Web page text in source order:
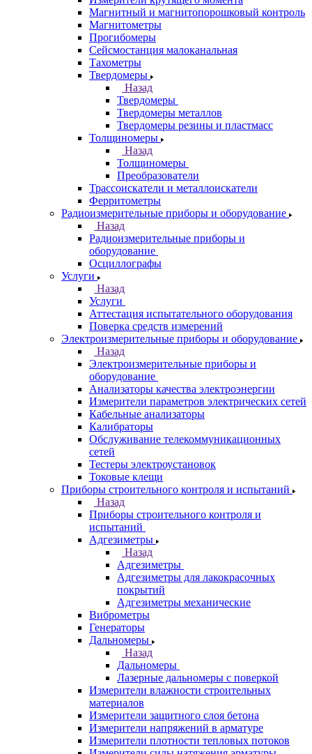
Магнитный и магнитопорошковый контроль
Магнитометры
Прогибомеры
Сейсмостанция малоканальная
Тахометры
Твердомеры
Назад
Твердомеры
Твердомеры металлов
Твердомеры резины и пластмасс
Толщиномеры
Назад
Толщиномеры
Преобразователи
Трассоискатели и металлоискатели
Ферритометры
Радиоизмерительные приборы и оборудование
Назад
Радиоизмерительные приборы и
оборудование
Осциллографы
Услуги
Назад
Услуги
Аттестация испытательного оборудования
Поверка средств измерений
Электроизмерительные приборы и оборудование
Назад
Электроизмерительные приборы и
оборудование
Анализаторы качества электроэнергии
Измерители параметров электрических сетей
Кабельные анализаторы
Калибраторы
Обслуживание телекоммуникационных
сетей
Тестеры электроустановок
Токовые клещи
Приборы строительного контроля и испытаний
Назад
Приборы строительного контроля и
испытаний
Адгезиметры
Назад
Адгезиметры
Адгезиметры для лакокрасочных
покрытий
Адгезиметры механические
Виброметры
Генераторы
Дальномеры
Назад
Дальномеры
Лазерные дальномеры с поверкой
Измерители влажности строительных
материалов
Измерители защитного слоя бетона
Измерители напряжений в арматуре
Измерители плотности тепловых потоков